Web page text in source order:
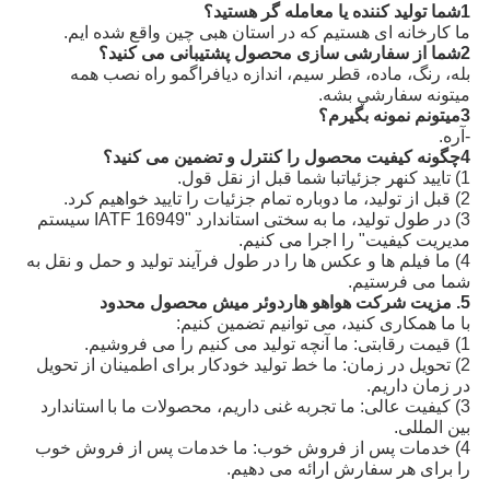
1شما توليد کننده يا معامله گر هستيد؟
ما کارخانه ای هستیم که در استان هبی چین واقع شده ایم.
2شما از سفارشی سازی محصول پشتیبانی می کنید؟
بله، رنگ، ماده، قطر سیم، اندازه دیافراگمو راه نصب همه
ميتونه سفارشي بشه.
3ميتونم نمونه بگيرم؟
-آره.
4چگونه کیفیت محصول را کنترل و تضمین می کنید؟
1) تاييد کن
هر جزئیاتبا شما قبل از نقل قول.
2) قبل از تولید، ما دوباره تمام جزئیات را تایید خواهیم کرد.
3) در طول تولید، ما به سختی استاندارد "IATF 16949 سیستم
مدیریت کیفیت" را اجرا می کنیم.
4) ما فیلم ها و عکس ها را در طول فرآیند تولید و حمل و نقل به
شما می فرستیم.
5. مزیت شرکت هواهو هاردوئر ميش محصول محدود
با ما همکاری کنید، می توانیم تضمین کنیم:
1) قیمت رقابتی: ما آنچه تولید می کنیم را می فروشیم.
2) تحویل در زمان: ما خط تولید خودکار برای اطمینان از تحویل
در زمان داریم.
3) کیفیت عالی: ما تجربه غنی داریم، محصولات ما با
استاندارد
بین المللی.
4) خدمات پس از فروش خوب: ما خدمات پس از فروش خوب
را برای هر سفارش ارائه می دهیم.